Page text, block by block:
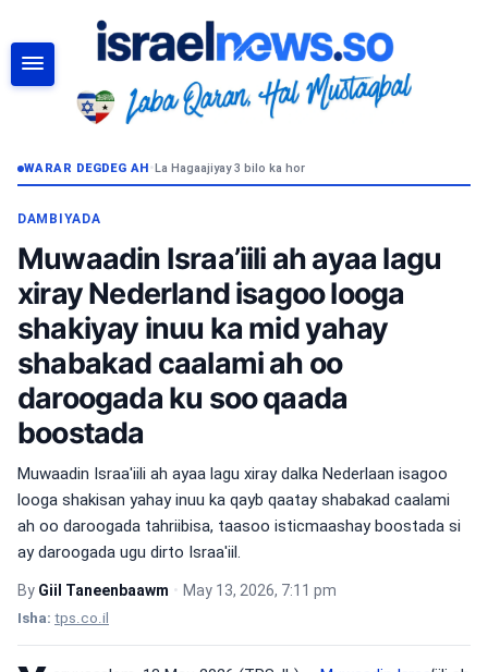
WARAR DEGDEG AH•La Hagaajiyay 3 bilo ka hor
DAMBIYADA
Muwaadin Israa’iili ah ayaa lagu
xiray Nederland isagoo looga
shakiyay inuu ka mid yahay
shabakad caalami ah oo
daroogada ku soo qaada
boostada
Muwaadin Israa'iili ah ayaa lagu xiray dalka Nederlaan isagoo
looga shakisan yahay inuu ka qayb qaatay shabakad caalami
ah oo daroogada tahriibisa, taasoo isticmaashay boostada si
ay daroogada ugu dirto Israa'iil.
By Giil Taneenbaawm • May 13, 2026, 7:11 pm
Isha: tps.co.il